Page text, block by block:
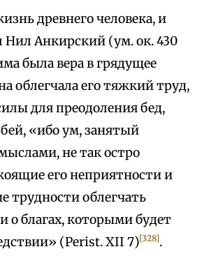
древнего человека, и
Нил Анкирский (ум. ок. 430
была вера в грядущее
облегчала его тяжкий труд,
для преодоления бед,
«ибо ум, занятый
не так остро
его неприятности и
трудности облегчать
благах, которыми будет
(Perist. XII 7)[328].